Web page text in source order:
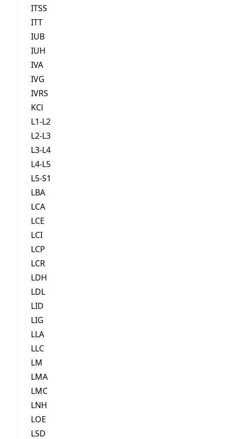
ITSS
ITT
IUB
IUH
IVA
IVG
IVRS
KCl
L1-L2
L2-L3
L3-L4
L4-L5
L5-S1
LBA
LCA
LCE
LCI
LCP
LCR
LDH
LDL
LID
LIG
LLA
LLC
LM
LMA
LMC
LNH
LOE
LSD